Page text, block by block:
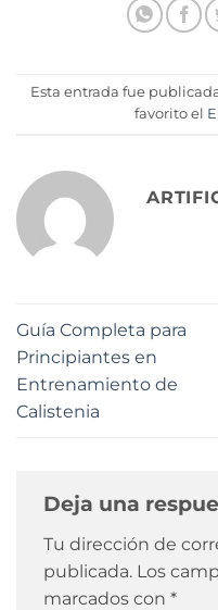
Esta entrada fue
favorito el
Guía Completa para
Principiantes en
Entrenamiento de
Calistenia
Deja una
Tu dirección de
publicada. Los
marcados con *